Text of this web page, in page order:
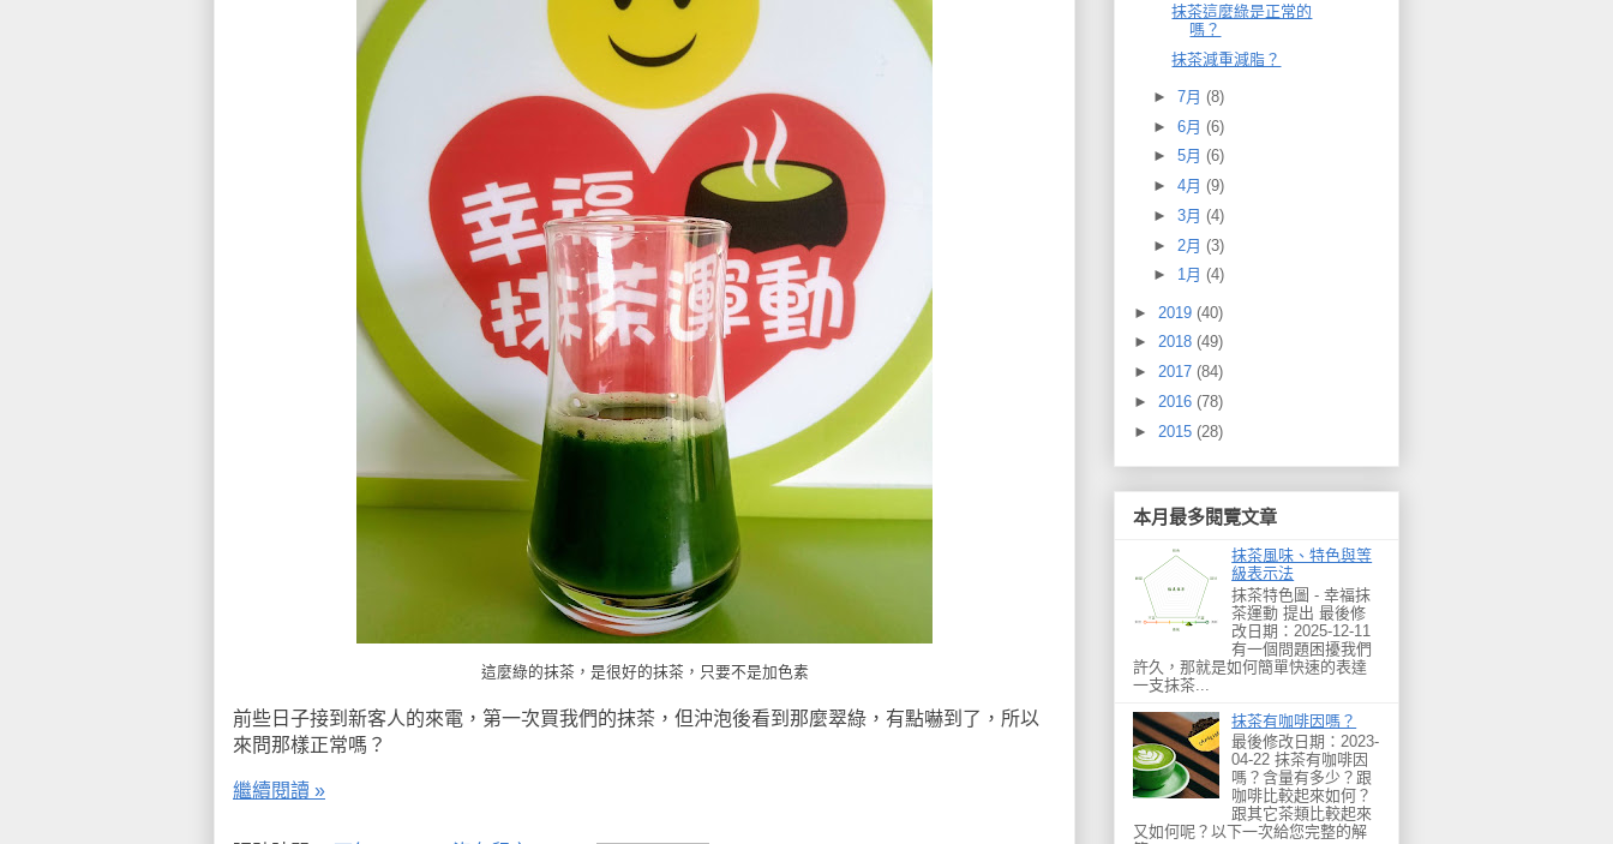
這麼綠的抹茶，是很好的抹茶，只要不是加色素
前些日子接到新客人的來電，第一次買我們的抹茶，但沖泡後看到那麼翠綠，有點嚇到了，所以
來問那樣正常嗎？
繼續閱讀 »
抹茶這麼綠是正常的
嗎？
抹茶減重減脂？
► 7月 (8)
► 6月 (6)
► 5月 (6)
► 4月 (9)
► 3月 (4)
► 2月 (3)
► 1月 (4)
► 2019 (40)
► 2018 (49)
► 2017 (84)
► 2016 (78)
► 2015 (28)
本月最多閱覽文章
抹茶風味、特色與等
級表示法
抹茶特色圖 - 幸福抹
茶運動 提出 最後修
改日期：2025-12-11
有一個問題困擾我們
許久，那就是如何簡單快速的表達
一支抹茶...
抹茶有咖啡因嗎？
最後修改日期：2023-
04-22 抹茶有咖啡因
嗎？含量有多少？跟
咖啡比較起來如何？
跟其它茶類比較起來
又如何呢？以下一次給您完整的解